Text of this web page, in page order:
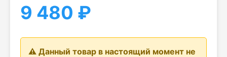
9 480 ₽
⚠️ Данный товар в настоящий момент не